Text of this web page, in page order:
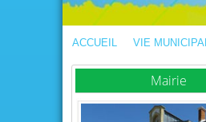
ACCUEIL VIE
Mairie